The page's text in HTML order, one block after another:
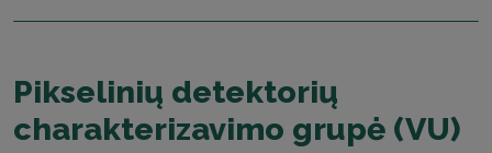
Pikselinių detektorių
charakterizavimo grupė (VU)